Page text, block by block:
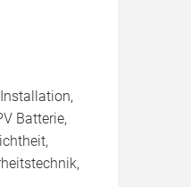
Batterie,